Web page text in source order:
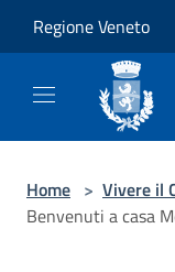
Regione Veneto
Home > Vivere il
Benvenuti a casa